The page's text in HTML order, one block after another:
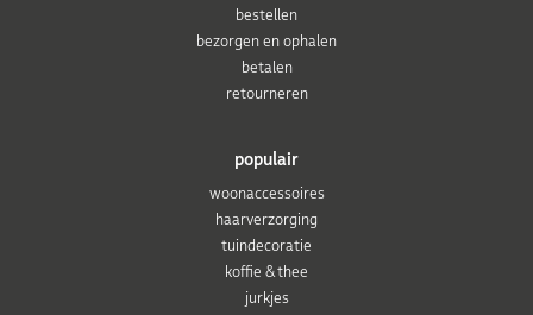
populair
woonaccessoires
haarverzorging
tuindecoratie
koffie & thee
jurkjes
bestellen
bezorgen en ophalen
betalen
retourneren